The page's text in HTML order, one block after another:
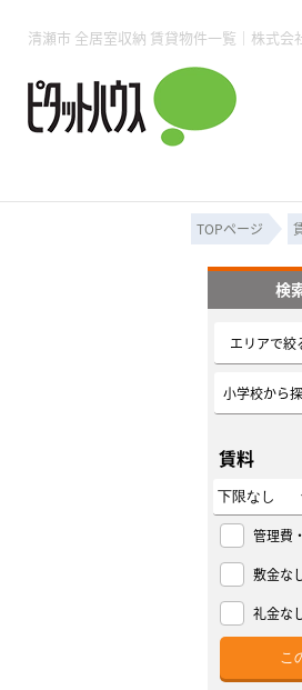
清瀬市 全居室収納 賃貸物件一覧｜株式会
所沢賃貸TOP
賃貸管理業務
入居者様用ペー
売買物件一覧
無料売却査定
必要な書類
会社概要
ご来店予約
必要な書類
TOPページ
検
エリアで絞
小学校から
賃料
管理費
敷金な
礼金な